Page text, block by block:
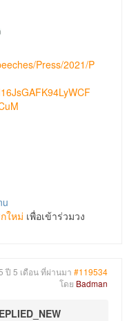
Press/2021/P
ใหม่ เพื่อเข้าร่วมวง
ปี 5 เดือน ที่ผ่านมา #119534
โดย Badman